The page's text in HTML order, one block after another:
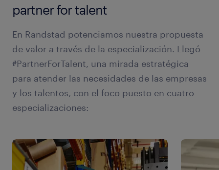
partner for talent
En Randstad potenciamos nuestra propuesta
de valor a través de la especialización. Llegó
#PartnerForTalent, una mirada estratégica
para atender las necesidades de las empresas
y los talentos, con el foco puesto en cuatro
especializaciones: